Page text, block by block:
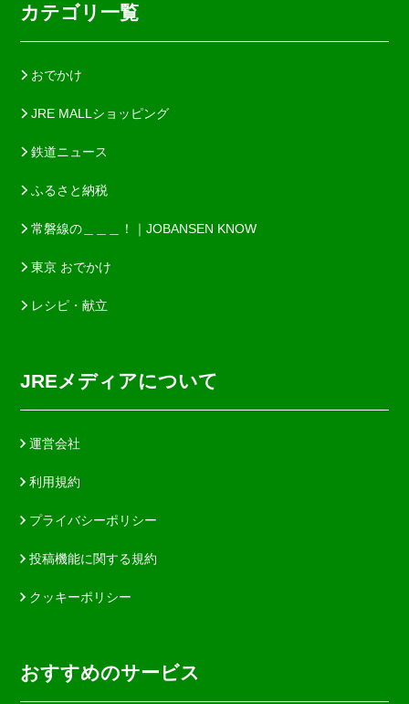
カテゴリ一覧
おでかけ
JRE MALLショッピング
鉄道ニュース
ふるさと納税
常磐線の＿＿＿！｜JOBANSEN KNOW
東京 おでかけ
レシピ・献立
JREメディアについて
運営会社
利用規約
プライバシーポリシー
投稿機能に関する規約
クッキーポリシー
おすすめのサービス